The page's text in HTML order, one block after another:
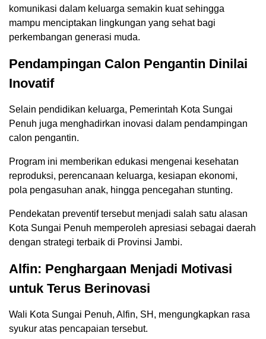
komunikasi dalam keluarga semakin kuat sehingga
mampu menciptakan lingkungan yang sehat bagi
perkembangan generasi muda.
Pendampingan Calon Pengantin Dinilai
Inovatif
Selain pendidikan keluarga, Pemerintah Kota Sungai
Penuh juga menghadirkan inovasi dalam pendampingan
calon pengantin.
Program ini memberikan edukasi mengenai kesehatan
reproduksi, perencanaan keluarga, kesiapan ekonomi,
pola pengasuhan anak, hingga pencegahan stunting.
Pendekatan preventif tersebut menjadi salah satu alasan
Kota Sungai Penuh memperoleh apresiasi sebagai daerah
dengan strategi terbaik di Provinsi Jambi.
Alfin: Penghargaan Menjadi Motivasi
untuk Terus Berinovasi
Wali Kota Sungai Penuh, Alfin, SH, mengungkapkan rasa
syukur atas pencapaian tersebut.